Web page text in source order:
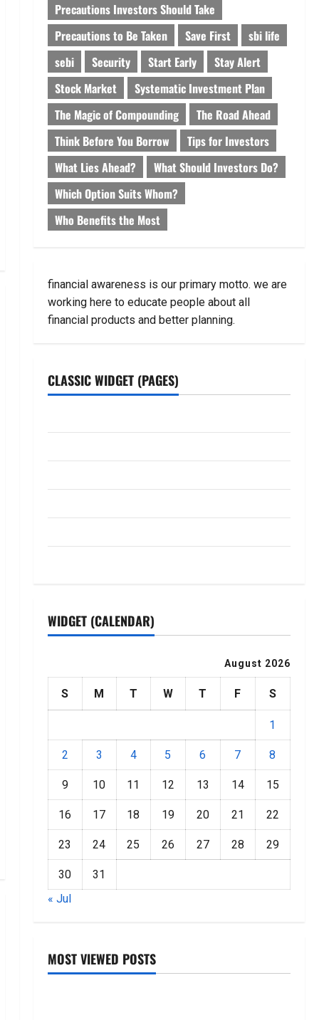
Precautions Investors Should Take
Precautions to Be Taken
Save First
sbi life
sebi
Security Start Early
Stay Alert
Stock Market
Systematic Investment Plan
The Magic of Compounding
The Road Ahead
Think Before You Borrow
Tips for Investors
What Lies Ahead?
What Should Investors Do?
Which Option Suits Whom?
Who Benefits the Most
financial awareness is our primary motto. we are
working here to educate people about all
financial products and better planning.
CLASSIC WIDGET (PAGES)
WIDGET (CALENDAR)
August 2026
S M T W T F S
1
2 3 4 5 6 7 8
9 10 11 12 13 14 15
16 17 18 19 20 21 22
23 24 25 26 27 28 29
30
31
« Jul
MOST VIEWED POSTS